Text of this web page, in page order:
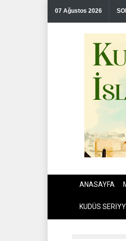
07 Ağustos 2026
ANASAYFA
KUDÜS